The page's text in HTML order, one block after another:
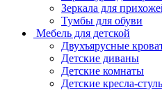
Зеркала для
Тумбы для обуви
Мебель для детской
Двухъярусные
Детские диваны
Детские комнаты
Детские кресла-